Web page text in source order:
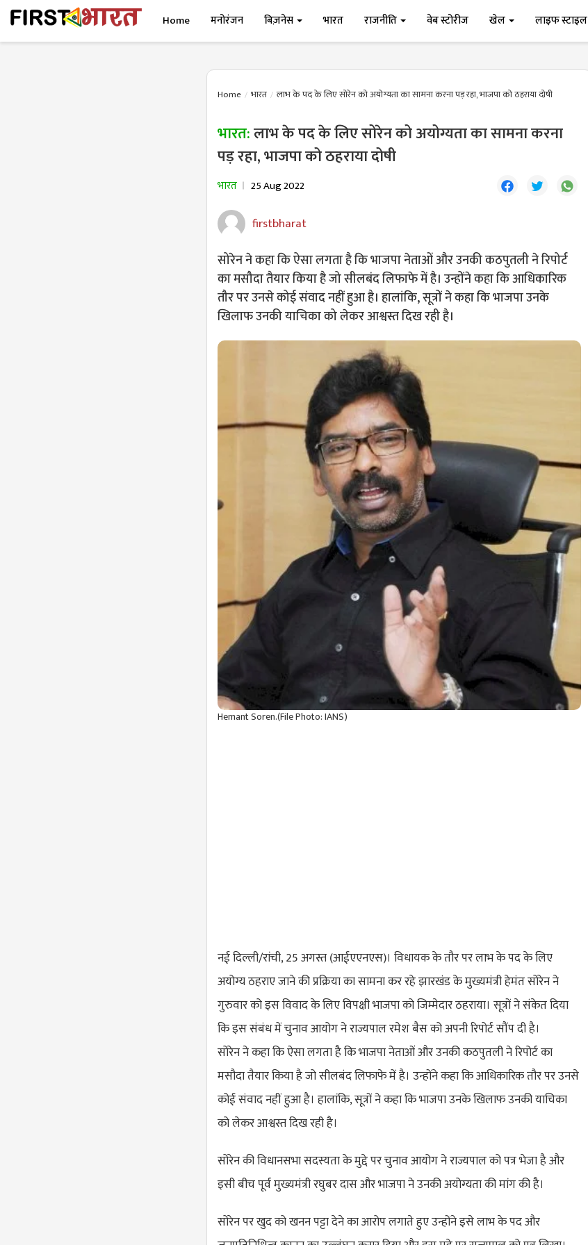
Home मनोरंजन बिज़नेस भारत राजनीति वेब स्टोरीज खेल लाइफ स्टाइल
Home भारत लाभ के पद के लिए सोरेन को अयोग्यता का सामना करना पड़ रहा, भाजपा को ठहराया दोषी
भारत:लाभ के पद के लिए सोरेन को अयोग्यता का सामना करना
पड़ रहा, भाजपा को ठहराया दोषी
भारत 25 Aug 2022
firstbharat
सोरेन ने कहा कि ऐसा लगता है कि भाजपा नेताओं और उनकी कठपुतली ने रिपोर्ट
का मसौदा तैयार किया है जो सीलबंद लिफाफे में है। उन्होंने कहा कि आधिकारिक
तौर पर उनसे कोई संवाद नहीं हुआ है। हालांकि, सूत्रों ने कहा कि भाजपा उनके
खिलाफ उनकी याचिका को लेकर आश्वस्त दिख रही है।
Hemant Soren.(File Photo: IANS)
नई दिल्ली/रांची, 25 अगस्त (आईएएनएस)। विधायक के तौर पर लाभ के पद के लिए
अयोग्य ठहराए जाने की प्रक्रिया का सामना कर रहे झारखंड के मुख्यमंत्री हेमंत सोरेन ने
गुरुवार को इस विवाद के लिए विपक्षी भाजपा को जिम्मेदार ठहराया। सूत्रों ने संकेत दिया
कि इस संबंध में चुनाव आयोग ने राज्यपाल रमेश बैस को अपनी रिपोर्ट सौंप दी है।
सोरेन ने कहा कि ऐसा लगता है कि भाजपा नेताओं और उनकी कठपुतली ने रिपोर्ट का
मसौदा तैयार किया है जो सीलबंद लिफाफे में है। उन्होंने कहा कि आधिकारिक तौर पर उनसे
कोई संवाद नहीं हुआ है। हालांकि, सूत्रों ने कहा कि भाजपा उनके खिलाफ उनकी याचिका
को लेकर आश्वस्त दिख रही है।
सोरेन की विधानसभा सदस्यता के मुद्दे पर चुनाव आयोग ने राज्यपाल को पत्र भेजा है और
इसी बीच पूर्व मुख्यमंत्री रघुबर दास और भाजपा ने उनकी अयोग्यता की मांग की है।
सोरेन पर खुद को खनन पट्टा देने का आरोप लगाते हुए उन्होंने इसे लाभ के पद और